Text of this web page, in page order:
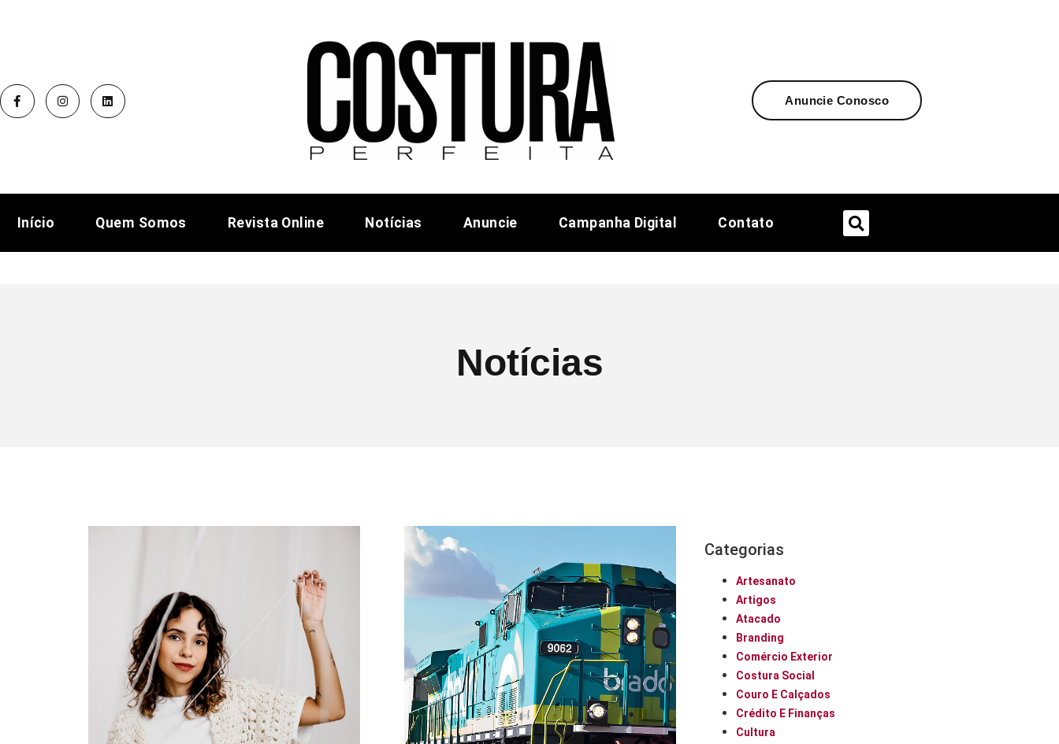
Anuncie Conosco
Início Quem Somos Revista Online Notícias Anuncie Campanha Digital Contato
Notícias
Categorias
Artesanato
Artigos
Atacado
Branding
Comércio Exterior
Costura Social
Couro E Calçados
Crédito E Finanças
Cultura